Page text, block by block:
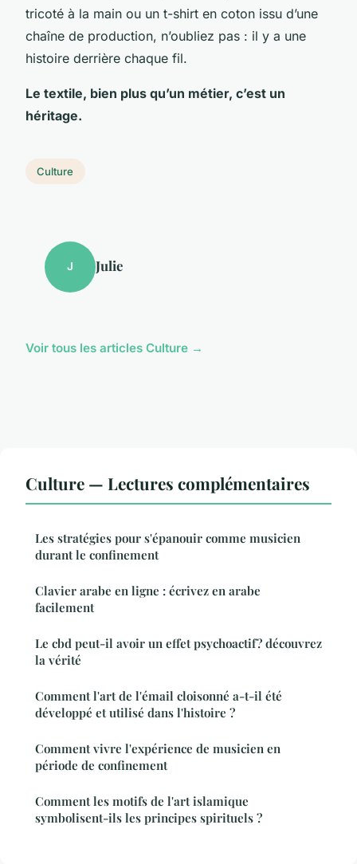
tricoté à la main ou un t-shirt en coton issu d’une
chaîne de production, n’oubliez pas : il y a une
histoire derrière chaque fil.
Le textile, bien plus qu’un métier, c’est un
héritage.
Culture
J Julie
Voir tous les articles Culture →
Culture — Lectures complémentaires
Les stratégies pour s'épanouir comme musicien
durant le confinement
Clavier arabe en ligne : écrivez en arabe
facilement
Le cbd peut-il avoir un effet psychoactif? découvrez
la vérité
Comment l'art de l'émail cloisonné a-t-il été
développé et utilisé dans l'histoire ?
Comment vivre l'expérience de musicien en
période de confinement
Comment les motifs de l'art islamique
symbolisent-ils les principes spirituels ?